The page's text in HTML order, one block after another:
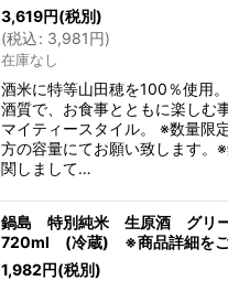
3,619円(税別)
(税込: 3,981円)
在庫なし
酒米に特等山田穂を100％使用
酒質で、お食事とともに楽しむ
マイティースタイル。 ※数量
方の容量にてお願い致します。
関しまして…
鍋島 特別純米 生原酒 グリ
720ml (冷蔵) ※商品詳細をご
1,982円(税別)